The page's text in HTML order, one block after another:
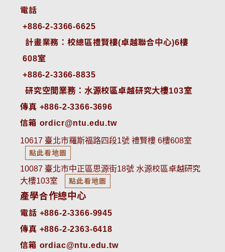
電話
+886-2-3366-6625
計畫業務：校總區禮賢樓(卓越聯合中心)6樓
608室
+886-2-3366-8835
研究空間業務：水源校區卓越研究大樓103室
傳真 +886-2-3366-3696
信箱 ordicr@ntu.edu.tw
10617 臺北市羅斯福路四段1號 禮賢樓 6樓608室
點此看地圖
10087 臺北市中正區思源街18號 水源校區卓越研究
大樓103室
點此看地圖
產學合作總中心
電話 +886-2-3366-9945
傳真 +886-2-2363-6418
信箱 ordiac@ntu.edu.tw